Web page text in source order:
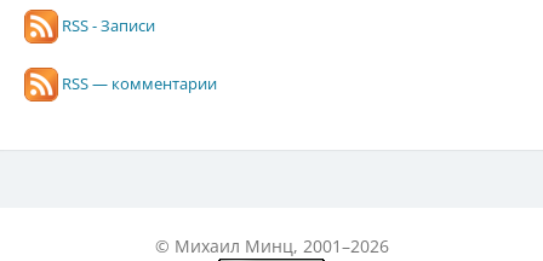
RSS - Записи
RSS — комментарии
© Михаил Минц, 2001–2026